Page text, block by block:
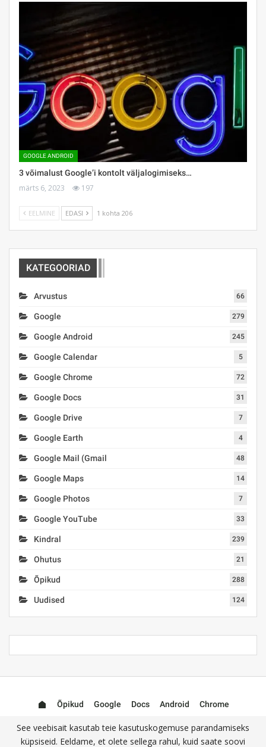
GOOGLE ANDROID
3 võimalust Google’i kontolt väljalogimiseks…
märts 6, 2023 197
EELMINE EDASI 1 kohta 206
KATEGOORIAD
Arvustus 66
Google 279
Google Android 245
Google Calendar 5
Google Chrome 72
Google Docs 31
Google Drive 7
Google Earth 4
Google Mail (Gmail 48
Google Maps 14
Google Photos 7
Google YouTube 33
Kindral 239
Ohutus 21
Õpikud 288
Uudised 124
Õpikud Google Docs Android
Chrome
See veebisait kasutab teie kasutuskogemuse parandamiseks
küpsiseid. Eeldame, et olete sellega rahul, kuid saate soovi